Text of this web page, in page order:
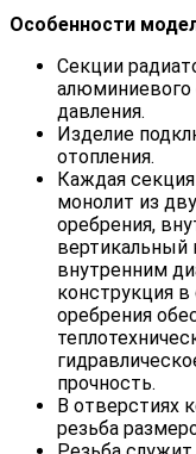
Особенности
Секции
алюминиевого
давления.
Изделие
отопления.
Каждая
монолит из
оребрения,
вертикальный
внутренним
конструкция
оребрения
прочность.
В отверстиях
резьба